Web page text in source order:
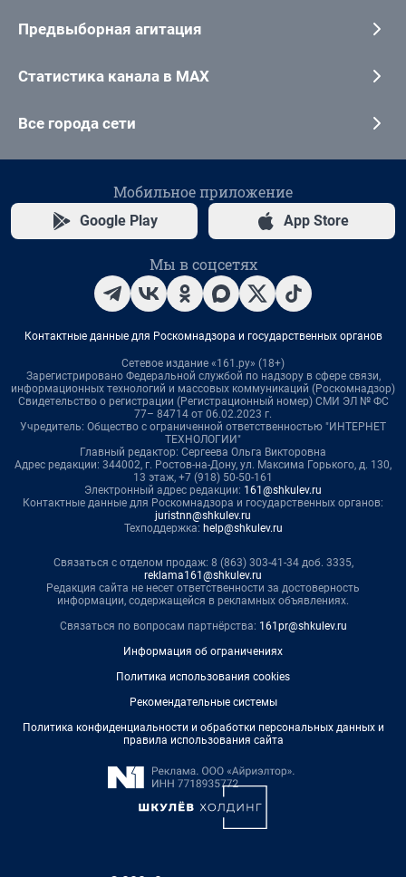
Предвыборная агитация
Статистика канала в MAX
Все города сети
Мобильное приложение
Google Play App Store
Мы в соцсетях
Контактные данные для Роскомнадзора и государственных органов
Сетевое издание «161.ру» (18+)
Зарегистрировано Федеральной службой по надзору в сфере связи,
информационных технологий и массовых коммуникаций (Роскомнадзор)
Свидетельство о регистрации (Регистрационный номер) СМИ ЭЛ № ФС
77– 84714 от 06.02.2023 г.
Учредитель: Общество с ограниченной ответственностью "ИНТЕРНЕТ
ТЕХНОЛОГИИ"
Главный редактор: Сергеева Ольга Викторовна
Адрес редакции: 344002, г. Ростов-на-Дону, ул. Максима Горького, д. 130,
13 этаж, +7 (918) 50-50-161
Электронный адрес редакции: 161@shkulev.ru
Контактные данные для Роскомнадзора и государственных органов:
juristnn@shkulev.ru
Техподдержка: help@shkulev.ru
Связаться с отделом продаж: 8 (863) 303-41-34 доб. 3335,
reklama161@shkulev.ru
Редакция сайта не несет ответственности за достоверность
информации, содержащейся в рекламных объявлениях.
Связаться по вопросам партнёрства: 161pr@shkulev.ru
Информация об ограничениях
Политика использования cookies
Рекомендательные системы
Политика конфиденциальности и обработки персональных данных и
правила использования сайта